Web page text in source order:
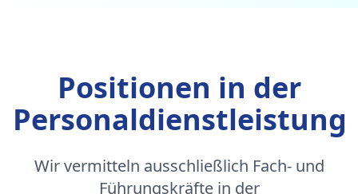
Positionen in der
Personaldienstleistung
Wir vermitteln ausschließlich Fach- und
Führungskräfte in der